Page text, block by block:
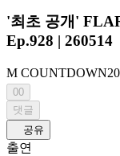
'최초 공개'
Ep.928 | 260514
M COUNTDOWN
00
댓글
공유
출연